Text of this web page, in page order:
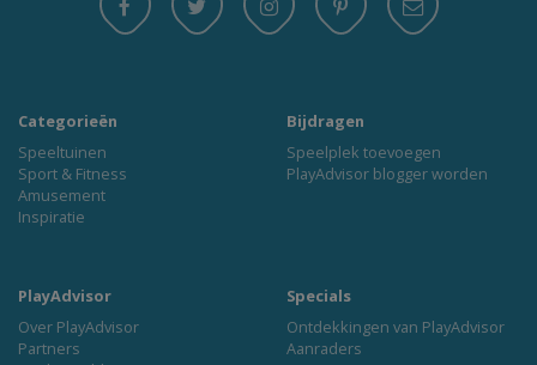
Categorieën
Speeltuinen
Sport & Fitness
Amusement
Inspiratie
Bijdragen
Speelplek toevoegen
PlayAdvisor blogger worden
PlayAdvisor
Over PlayAdvisor
Partners
Specials
Ontdekkingen van PlayAdvisor
Aanraders